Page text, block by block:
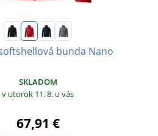
bunda Nano
SKLADOM
v utorok 11. 8. u vás
67,91 €